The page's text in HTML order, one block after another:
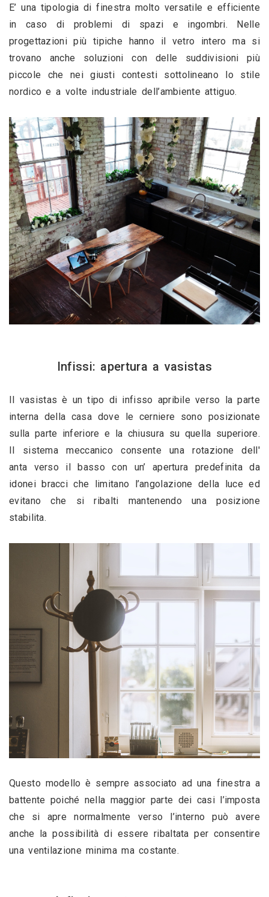
E’ una tipologia di finestra molto versatile e efficiente
in caso di problemi di spazi e ingombri. Nelle
progettazioni più tipiche hanno il vetro intero ma si
trovano anche soluzioni con delle suddivisioni più
piccole che nei giusti contesti sottolineano lo stile
nordico e a volte industriale dell’ambiente attiguo.
Infissi: apertura a vasistas
Il vasistas è un tipo di infisso apribile verso la parte
interna della casa dove le cerniere sono posizionate
sulla parte inferiore e la chiusura su quella superiore.
Il sistema meccanico consente una rotazione dell'
anta verso il basso con un’ apertura predefinita da
idonei bracci che limitano l’angolazione della luce ed
evitano che si ribalti mantenendo una posizione
stabilita.
Questo modello è sempre associato ad una finestra a
battente poiché nella maggior parte dei casi l’imposta
che si apre normalmente verso l’interno può avere
anche la possibilità di essere ribaltata per consentire
una ventilazione minima ma costante.